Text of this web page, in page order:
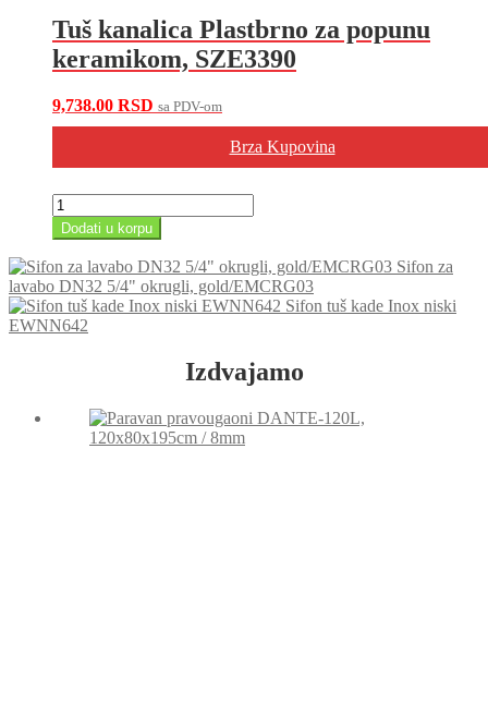
Tuš kanalica Plastbrno za popunu
keramikom, SZE3390
9,738.00 RSD sa PDV-om
Brza Kupovina
Tuš
kanalica
Plastbrno
za
popunu
keramikom,
SZE3390
količina
Dodati u korpu
Sifon za
lavabo DN32 5/4" okrugli, gold/EMCRG03
Sifon tuš kade Inox niski
EWNN642
Izdvajamo